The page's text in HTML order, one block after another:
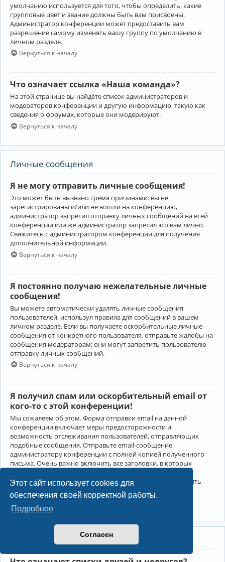
Этот сайт использует cookies для
обеспечения своей корректной работы.
Подробнее
Согласен
умолчанию используется для того, чтобы определить, какие
групповые цвет и звание должны быть вам присвоены.
Администратор конференции может предоставить вам
разрешение самому изменять вашу группу по умолчанию в
личном разделе.
Вернуться к началу
Что означает ссылка «Наша команда»?
На этой странице вы найдёте список администраторов и
модераторов конференции и другую информацию, такую как
сведения о форумах, которые они модерируют.
Вернуться к началу
Личные сообщения
Я не могу отправить личные сообщения!
Это может быть вызвано тремя причинами: вы не
зарегистрированы и/или не вошли на конференцию,
администратор запретил отправку личных сообщений на всей
конференции или же администратор запретил это вам лично.
Свяжитесь с администратором конференции для получения
дополнительной информации.
Вернуться к началу
Я постоянно получаю нежелательные личные
сообщения!
Вы можете автоматически удалять личные сообщения
пользователей, используя правила для сообщений в вашем
личном разделе. Если вы получаете оскорбительные личные
сообщения от конкретного пользователя, отправьте жалобы на
сообщения модераторам; они могут запретить пользователю
отправку личных сообщений.
Вернуться к началу
Я получил спам или оскорбительный email от
кого-то с этой конференции!
Мы сожалеем об этом. Форма отправки email на данной
конференции включает меры предосторожности и
возможность отслеживания пользователей, отправляющих
подобные сообщения. Отправьте email-сообщение
администратору конференции с полной копией полученного
письма. Очень важно включить все заголовки, в которых
Администратор конференции сможет в этом случае принять
меры.
Друзья и недруги